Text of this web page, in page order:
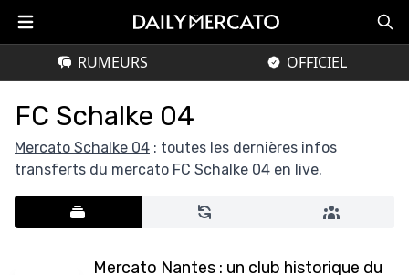
RUMEURS OFFICIEL
FC Schalke 04
Mercato Schalke 04 : toutes les dernières infos
transferts du mercato FC Schalke 04 en live.
Mercato Nantes : un club historique du